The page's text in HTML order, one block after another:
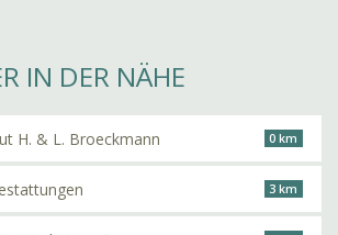
IN DER NÄHE
H. & L. Broeckmann 0 km
3 km